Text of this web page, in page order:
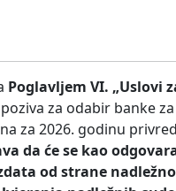
Poglavljem VI. „Uslovi
poziva za odabir banke
za 2026. godinu
da će se kao
od strane